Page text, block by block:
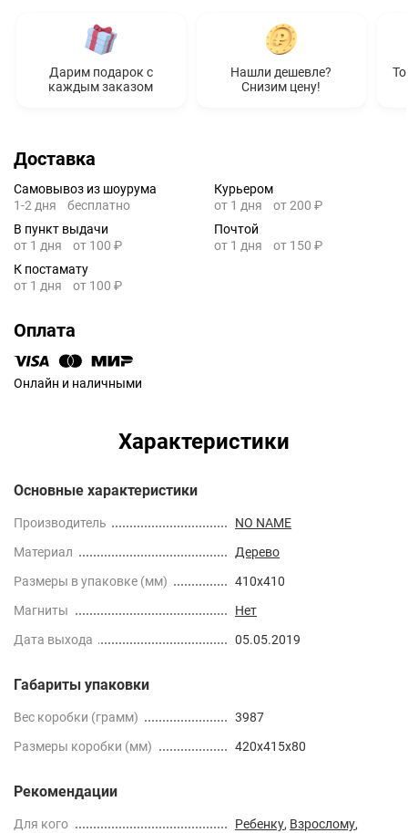
Дарим подарок с
каждым заказом
Нашли дешевле?
Снизим цену!
Доставка
Самовывоз из шоурума
1-2 дня
бесплатно
Курьером
от 1 дня
от 200 ₽
В пункт выдачи
от 1 дня
от 100 ₽
Почтой
от 1 дня
от 150 ₽
К постамату
от 1 дня
от 100 ₽
Оплата
Онлайн и наличными
Характеристики
Основные характеристики
Производитель
NO NAME
Материал
Дерево
Размеры в упаковке (мм)
410x410
Магниты
Нет
Дата выхода
05.05.2019
Габариты упаковки
Вес коробки (грамм)
3987
Размеры коробки (мм)
420x415x80
Рекомендации
Для кого Ребенку, Взрослому,